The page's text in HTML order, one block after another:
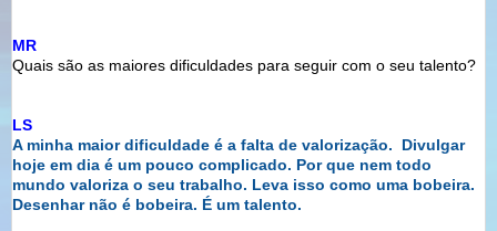
MR
Quais são as maiores dificuldades para seguir com o seu talento?
LS
A minha maior dificuldade é a falta de valorização. Divulgar
hoje em dia é um pouco complicado. Por que nem todo
mundo valoriza o seu trabalho. Leva isso como uma bobeira.
Desenhar não é bobeira. É um talento.